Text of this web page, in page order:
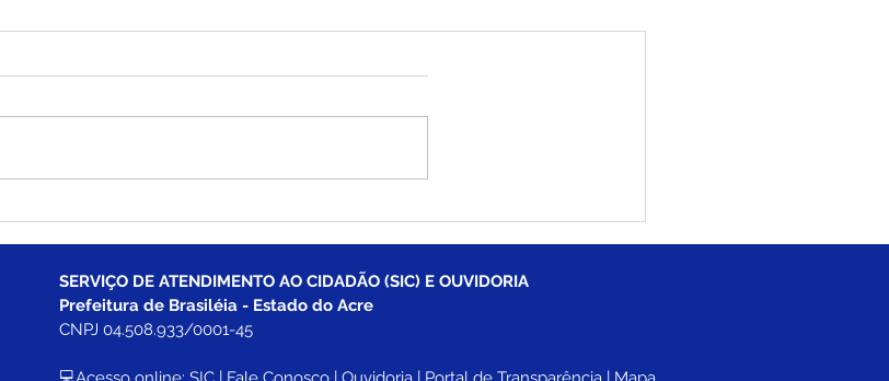
SERVIÇO DE ATENDIMENTO AO CIDADÃO (SIC) E OUVIDORIA
Prefeitura de Brasiléia - Estado do Acre
CNPJ 04.508.933/0001-45